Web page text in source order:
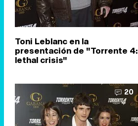
Toni Leblanc en la
presentación de "Torrente 4:
lethal crisis"
20